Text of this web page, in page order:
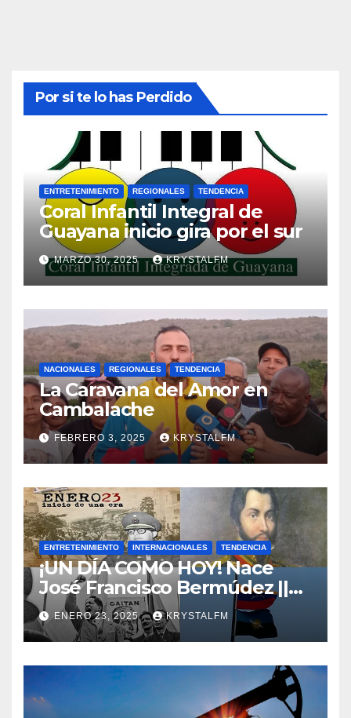
Por si te lo has Perdido
ENTRETENIMIENTO REGIONALES TENDENCIA
Coral Infantil Integral de
Guayana inicio gira por el sur
MARZO 30, 2025 KRYSTALFM
NACIONALES REGIONALES TENDENCIA
La Caravana del Amor en
Cambalache
FEBRERO 3, 2025 KRYSTALFM
ENTRETENIMIENTO INTERNACIONALES TENDENCIA
¡UN DÍA COMO HOY! Nace
José Francisco Bermúdez ||
Nace Jorge Eliecer Gaitán ||
Derrocamiento de Marcos
Pérez Jiménez || Nace
Alfonso Carrasquel ||
Aprueban la Bandera del
Zulia || #23ENE
ENERO 23, 2025 KRYSTALFM